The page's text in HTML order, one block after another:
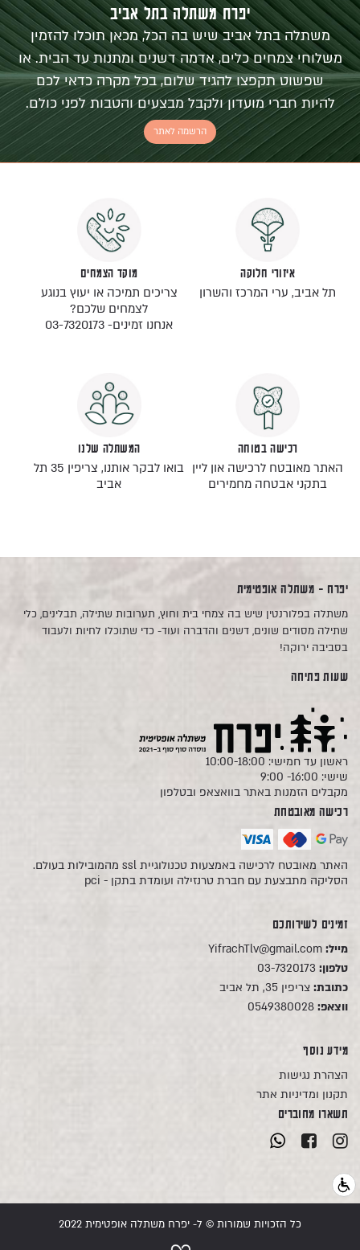
יפרח משתלה בתל אביב
משתלה בתל אביב שיש בה הכל, מכאן תוכלו להזמין
משלוחי צמחים כלים, אדמה דשנים ומתנות עד הבית. או
שפשוט תקפצו להגיד שלום, בכל מקרה כדאי לכם
להיות חברי מועדון ולקבל מבצעים והטבות לפני כולם.
הרשמה לאתר
איזורי חלוקה
תל אביב, ערי המרכז והשרון
מוקד הצמחים
צריכים תמיכה או יעוץ בנוגע
לצמחים שלכם?
אנחנו זמינים- 03-7320173
רכישה בטוחה
האתר מאובטח לרכישה און ליין
בתקני אבטחה מחמירים
המשתלה שלנו
בואו לבקר אותנו, צריפין 35 תל
אביב
יפרח - משתלה אופטימית
משתלה בפלורנטין שיש בה צמחי בית וחוץ, תערובות שתילה, תבלינים, כלי
שתילה מסודים שונים, דשנים והדברה ועוד- כדי שתוכלו לחיות ולעבוד
בסביבה ירוקה!
שעות פתיחה
ראשון עד חמישי: 10:00-18:00
שישי: 16:00- 9:00
מקבלים הזמנות באתר בוואצאפ ובטלפון
רכישה מאובטחת
האתר מאובטח לרכישה באמצעות טכנולוגיית ssl מהמובילות בעולם.
הסליקה מתבצעת עם חברת טרנזילה ועומדת בתקן - pci
זמינים לשירותכם
מייל: YifrachTlv@gmail.com
טלפון: 03-7320173
כתובת: צריפין 35, תל אביב
ווצאפ: 0549380028
מידע נוסף
הצהרת נגישות
תקנון ומדיניות אתר
תשארו מחוברים
כל הזכויות שמורות © ל- יפרח משתלה אופטימית 2022